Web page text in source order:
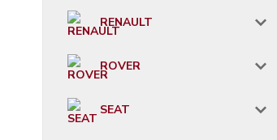
RENAULT
ROVER
SEAT